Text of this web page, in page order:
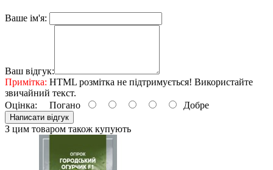
Ваше ім'я:
Ваш відгук:
Примітка: HTML розмітка не підтримується! Використайте
звичайний текст.
Оцінка: Погано Добре
Написати відгук
З цим товаром також купують